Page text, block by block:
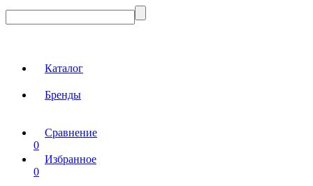
Каталог
Бренды
Сравнение
0
Избранное
0